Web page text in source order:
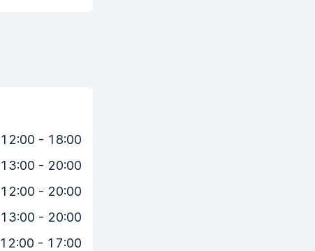
12:00 - 18:00
13:00 - 20:00
12:00 - 20:00
13:00 - 20:00
12:00 - 17:00